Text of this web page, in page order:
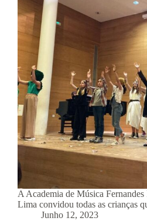
A Academia de Música Fernandes
Lima convidou todas as crianças
Junho 12, 2023